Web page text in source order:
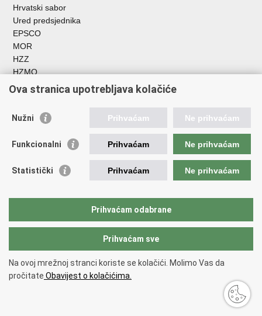
Hrvatski sabor
Ured predsjednika
EPSCO
MOR
HZZ
HZMO
REGOS
Hrvatski zavod za socijalni rad
Akademija socijalne skrbi - ASOSK
Obiteljski centar
AORT
FEAD
HR PRES 2020
Copyright © 2026 Ministarstvo rada, mirovinskog sustava, obitelji i
socijalne politike Uvjeti korištenja
Izjava o pristupačnosti
Ova stranica upotrebljava kolačiće
Nužni Prihvaćam Ne prihvaćam
Funkcionalni Prihvaćam Ne prihvaćam
Statistički Prihvaćam Ne prihvaćam
Prihvaćam odabrane
Prihvaćam sve
Na ovoj mrežnoj stranci koriste se kolačići. Molimo Vas da
pročitate Obavijest o kolačićima.